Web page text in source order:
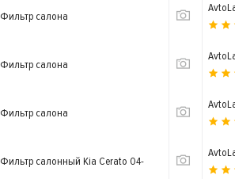
Фильтр салона
Фильтр салона
Фильтр салона
Фильтр салонный Kia Cerato 04-